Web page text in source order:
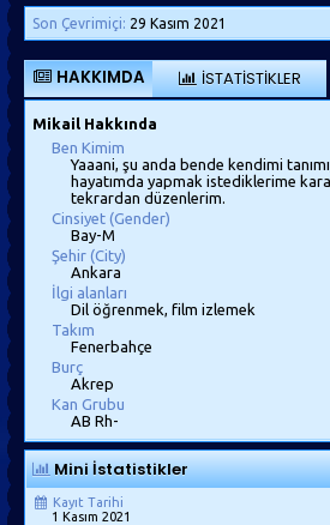
Son Çevrimiçi: 29 Kasım 2021
HAKKIMDA İSTATISTIKLER
Mikail Hakkında
Ben Kimim
Yaaani, şu anda bende kendimi
hayatımda yapmak istediklerime
tekrardan düzenlerim.
Cinsiyet (Gender)
Bay-M
Şehir (City)
Ankara
İlgi alanları
Dil öğrenmek, film izlemek
Takım
Fenerbahçe
Burç
Akrep
Kan Grubu
AB Rh-
Mini İstatistikler
Kayıt Tarihi
1 Kasım 2021